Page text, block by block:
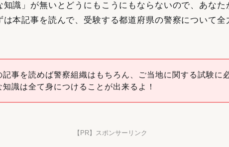
知識」が無いとどうにもこうにもならないので、あなた
は本記事を読んで、受験する都道府県の警察について全
記事を読めば警察組織はもちろん、ご当地に関する試験に
知識は全て身につけることが出来るよ！
【PR】スポンサーリンク